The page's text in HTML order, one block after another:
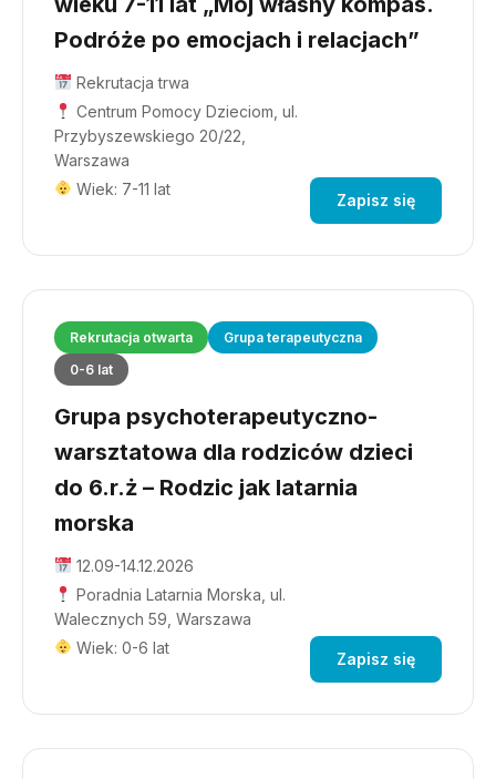
Podróże po emocjach i relacjach”
Rekrutacja trwa
Centrum Pomocy Dzieciom, ul.
Przybyszewskiego 20/22,
Warszawa
Wiek: 7-11 lat
Zapisz się
Rekrutacja otwarta
Grupa terapeutyczna
0-6 lat
Grupa psychoterapeutyczno-
warsztatowa dla rodziców dzieci
do 6.r.ż – Rodzic jak latarnia
morska
12.09-14.12.2026
Poradnia Latarnia Morska, ul.
Walecznych 59, Warszawa
Wiek: 0-6 lat
Zapisz się